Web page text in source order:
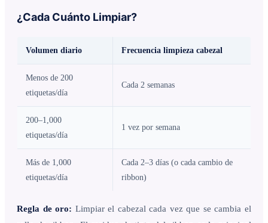
¿Cada Cuánto Limpiar?
Volumen diario Frecuencia limpieza cabezal
Menos de 200
etiquetas/día
Cada 2 semanas
200–1,000
etiquetas/día
1 vez por semana
Más de 1,000
etiquetas/día
Cada 2–3 días (o cada cambio de
ribbon)
Regla de oro: Limpiar el cabezal cada vez que se cambia el